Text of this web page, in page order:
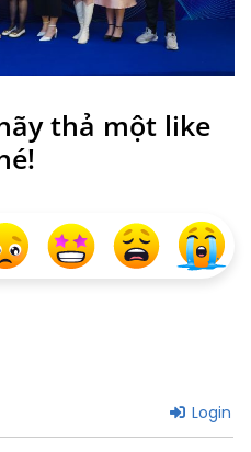
thả một like
Login